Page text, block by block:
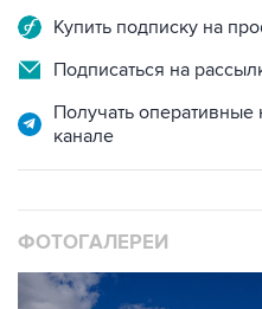
Подписаться на
Получать